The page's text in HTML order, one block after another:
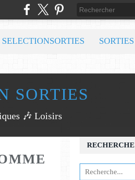
SORTIES
🎶 Loisirs
SELECTIONSORTIES SORTIES
RECHERCHE